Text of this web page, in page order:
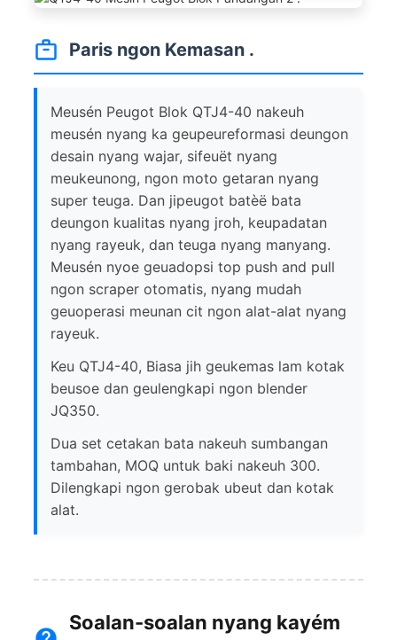
Paris ngon Kemasan .
Meusén Peugot Blok QTJ4-40 nakeuh
meusén nyang ka geupeureformasi deungon
desain nyang wajar, sifeuët nyang
meukeunong, ngon moto getaran nyang
super teuga. Dan jipeugot batèë bata
deungon kualitas nyang jroh, keupadatan
nyang rayeuk, dan teuga nyang manyang.
Meusén nyoe geuadopsi top push and pull
ngon scraper otomatis, nyang mudah
geuoperasi meunan cit ngon alat-alat nyang
rayeuk.
Keu QTJ4-40, Biasa jih geukemas lam kotak
beusoe dan geulengkapi ngon blender
JQ350.
Dua set cetakan bata nakeuh sumbangan
tambahan, MOQ untuk baki nakeuh 300.
Dilengkapi ngon gerobak ubeut dan kotak
alat.
Soalan-soalan nyang kayém